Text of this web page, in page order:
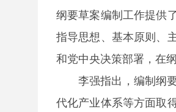
纲要草案编制工作提供
指导思想、基本原则、
和党中央决策部署，在
李强指出，编制纲
代化产业体系等方面取